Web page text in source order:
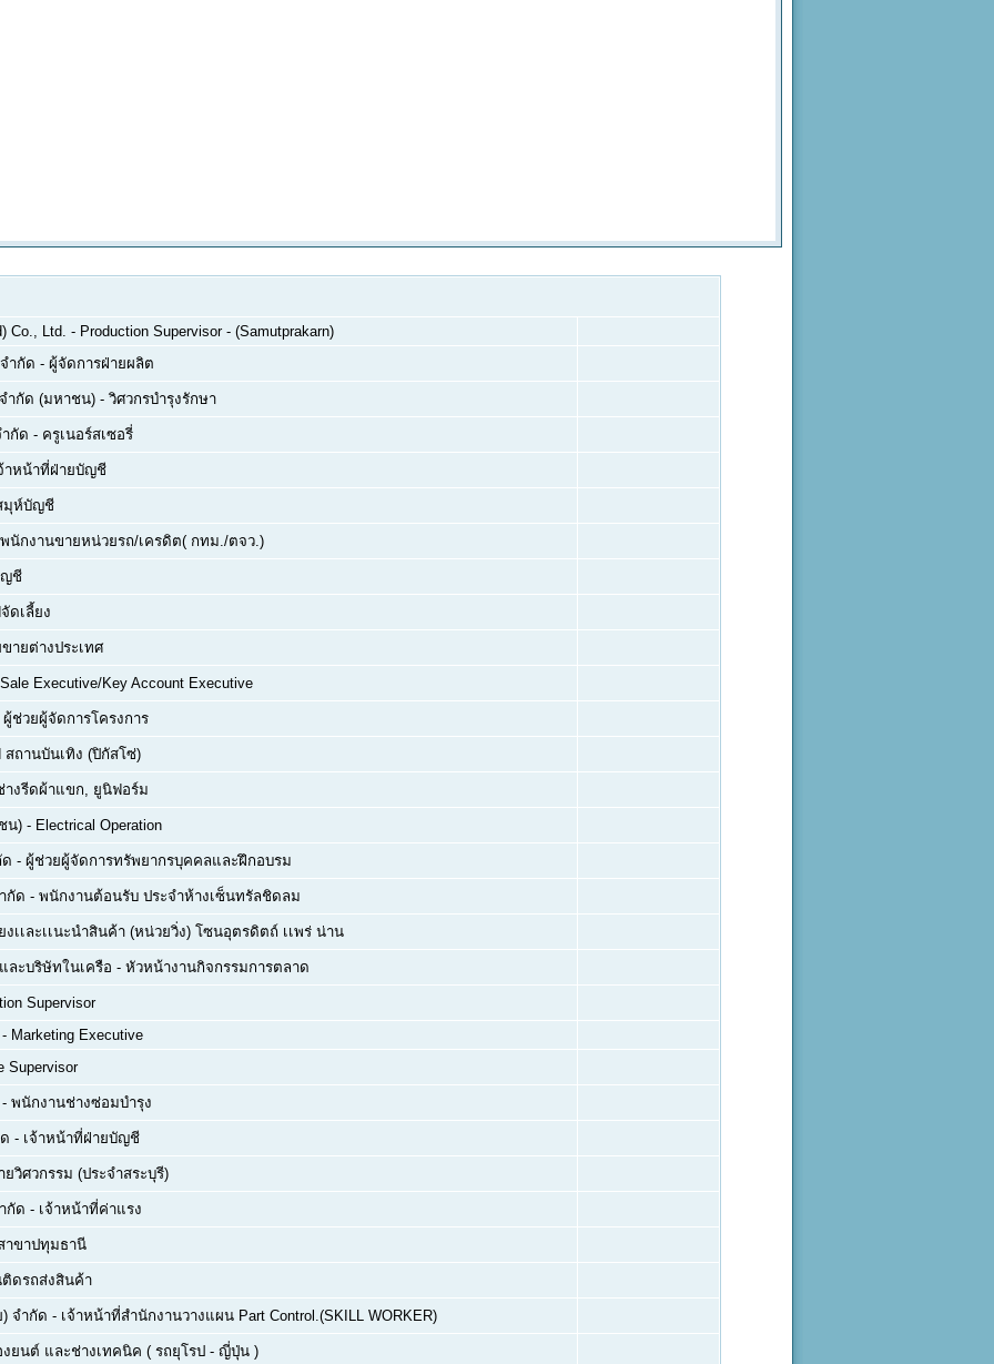
Co., Ltd. - Production Supervisor - (Samutprakarn)
ำกัด - ผู้จัดการฝ่ายผลิต
ำกัด (มหาชน) - วิศวกรบำรุงรักษา
กัด - ครูเนอร์สเซอรี่
าหน้าที่ฝ่ายบัญชี
มุห์บัญชี
พนักงานขายหน่วยรถ/เครดิต( กทม./ตจว.)
ญชี
ดเลี้ยง
ายต่างประเทศ
Sale Executive/Key Account Executive
ผู้ช่วยผู้จัดการโครงการ
สถานบันเทิง (ปิกัสโซ่)
างรีดผ้าแขก, ยูนิฟอร์ม
น) - Electrical Operation
- ผู้ช่วยผู้จัดการทรัพยากรบุคคลและฝึกอบรม
กัด - พนักงานต้อนรับ ประจำห้างเซ็นทรัลชิดลม
งเเละเเนะนำสินค้า (หน่วยวิ่ง) โซนอุตรดิตถ์ เเพร่ น่าน
ละบริษัทในเครือ - หัวหน้างานกิจกรรมการตลาด
Supervisor
Marketing Executive
Supervisor
พนักงานช่างซ่อมบำรุง
- เจ้าหน้าที่ฝ่ายบัญชี
วิศวกรรม (ประจำสระบุรี)
กัด - เจ้าหน้าที่ค่าแรง
าขาปทุมธานี
ดรถส่งสินค้า
จำกัด - เจ้าหน้าที่สำนักงานวางแผน Part Control.(SKILL WORKER)
งยนต์ และช่างเทคนิค ( รถยุโรป - ญี่ปุ่น )